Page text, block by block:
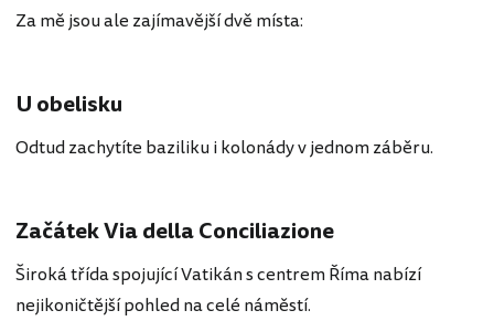
Za mě jsou ale zajímavější dvě místa:
U obelisku
Odtud zachytíte baziliku i kolonády v jednom záběru.
Začátek Via della Conciliazione
Široká třída spojující Vatikán s centrem Říma nabízí
nejikoničtější pohled na celé náměstí.